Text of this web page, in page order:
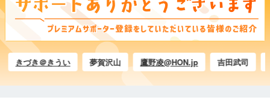
づき＠きうい 夢賀沢山 鷹野凌@HON.jp 吉田武司